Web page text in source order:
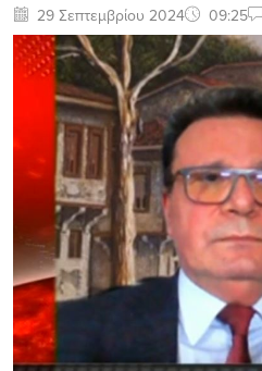
29 Σεπτεμβρίου 2024 09:25